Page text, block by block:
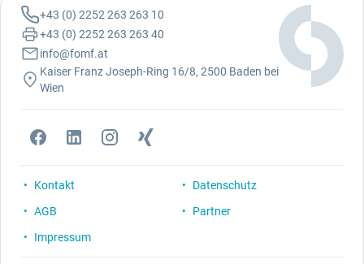
+43 (0) 2252 263 263 10
+43 (0) 2252 263 263 40
info@fomf.at
Kaiser Franz Joseph-Ring 16/8, 2500 Baden bei
Wien
Kontakt
AGB
Impressum
Datenschutz
Partner